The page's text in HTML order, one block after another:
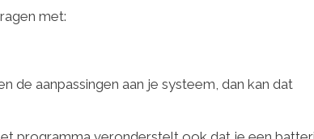
met:
de aanpassingen aan je systeem, dan kan dat